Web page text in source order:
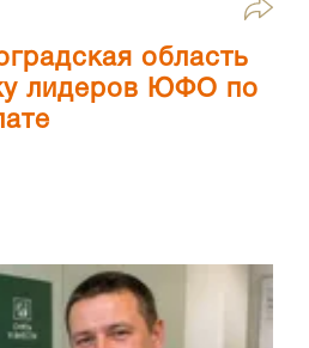
область
лидеров ЮФО по